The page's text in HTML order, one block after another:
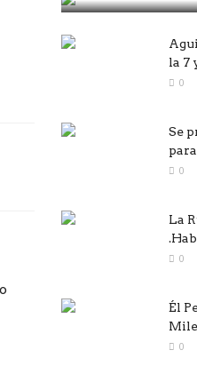
la 7
0
Se
0
La
0
Él
0